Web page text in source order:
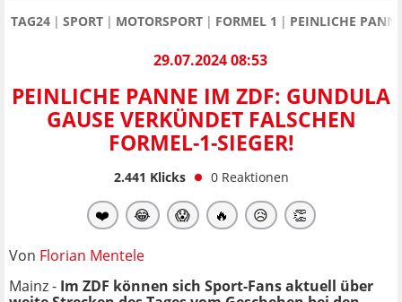
TAG24 SPORT MOTORSPORT FORMEL 1 PEINLICHE
29.07.2024 08:53
PEINLICHE PANNE IM ZDF: GUNDULA
GAUSE VERKÜNDET FALSCHEN
FORMEL-1-SIEGER!
2.441 Klicks 0 Reaktionen
❤️ 😂 😱 🔥 😥 👏
Von Florian Mentele
Mainz - Im ZDF können sich Sport-Fans aktuell über